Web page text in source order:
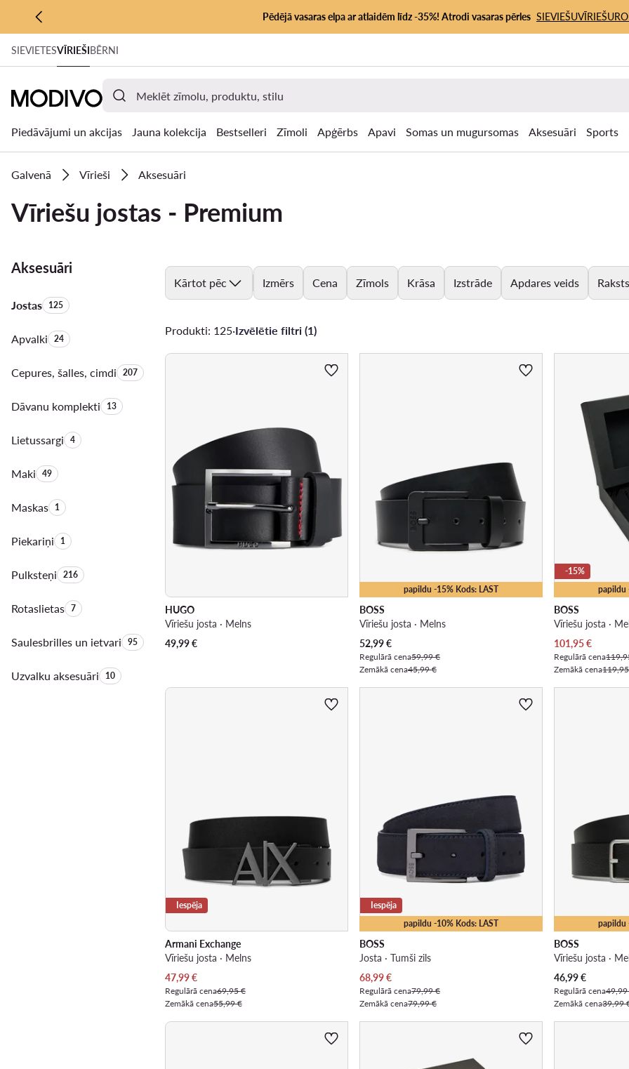
PĀRIET UZ GALVENO SATURU
PĀRIET UZ MEKLĒŠANU
Pēdējā vasaras elpa ar atlaidēm līdz -35%! Atrodi vasaras pērles SIEVIEŠUVĪRIEŠU
SIEVIETESVĪRIEŠIBĒRNI
Piedāvājumi un akcijas Jauna kolekcija Bestselleri Zīmoli Apģērbs Apavi Somas un mugursomas Aksesuāri Sports
Galvenā Vīrieši Aksesuāri
Vīriešu jostas - Premium
Aksesuāri
JostasProduktu skaits:
125
ApvalkiProduktu skaits:
24
Cepures, šalles, cimdiProduktu skaits:
207
Dāvanu komplektiProduktu skaits:
13
LietussargiProduktu skaits:
4
MakiProduktu skaits:
49
MaskasProduktu skaits:
1
PiekariņiProduktu skaits:
1
PulksteņiProduktu skaits:
216
RotaslietasProduktu skaits:
7
Saulesbrilles un ietvariProduktu skaits:
95
Uzvalku aksesuāriProduktu skaits:
10
Kārtot pēc Izmērs Cena Zīmols Krāsa Izstrāde Apdares veids Raksts
Produkti: 125·Izvēlētie filtri (1)
HUGO
Vīriešu josta · Melns
49,99€
papildu -15% Kods: LAST
BOSS
Vīriešu josta · Melns
Pašreizējā cena
52,99€
Regulārā cena59,99 €
Zemākā cena45,99 €
papildu
-15%
BOSS
Vīriešu josta ·
Pašreizējā cena
101,95€
Regulārā cena
Zemākā cena
Iespēja
Armani Exchange
Vīriešu josta · Melns
Pašreizējā cena
47,99€
Regulārā cena69,95 €
Zemākā cena55,99 €
papildu -10% Kods: LAST
Iespēja
BOSS
Josta · Tumši zils
Pašreizējā cena
68,99€
Regulārā cena79,99 €
Zemākā cena79,99 €
papildu
BOSS
Vīriešu josta ·
Pašreizējā cena
46,99€
Regulārā cena
Zemākā cena39,99